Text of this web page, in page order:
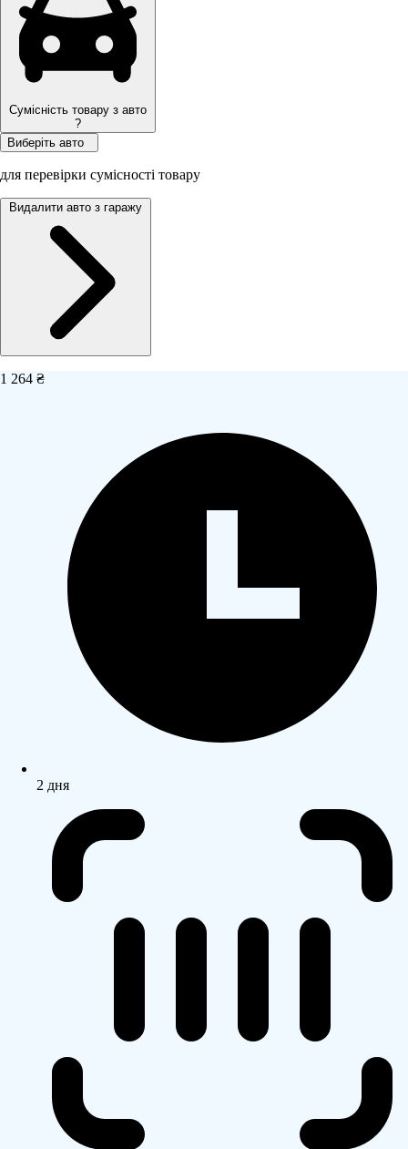
Сумісність товару з авто
?
Виберіть авто
для перевірки сумісності товару
Видалити авто з гаражу
1 264 ₴
2 дня